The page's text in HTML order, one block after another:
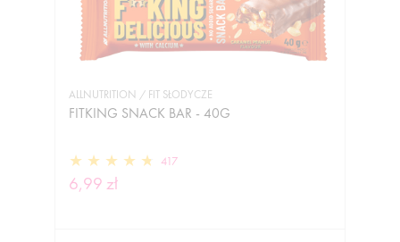
ALLNUTRITION / FIT SŁODYCZE
FITKING SNACK BAR - 40G
417
6,99 zł